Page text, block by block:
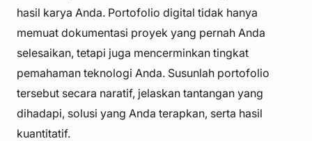
hasil karya Anda. Portofolio digital tidak hanya
memuat dokumentasi proyek yang pernah Anda
selesaikan, tetapi juga mencerminkan tingkat
pemahaman teknologi Anda. Susunlah portofolio
tersebut secara naratif, jelaskan tantangan yang
dihadapi, solusi yang Anda terapkan, serta hasil
kuantitatif.